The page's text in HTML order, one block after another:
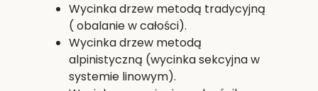
Wycinka drzew metodą tradycyjną
( obalanie w całości).
Wycinka drzew metodą
alpinistyczną (wycinka sekcyjna w
systemie linowym).